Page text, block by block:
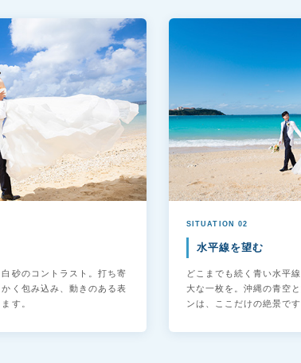
砂のコントラスト。打ち寄
く包み込み、動きのある表
す。
SITUATION 02
水平線を望む
どこまでも続く青い水平
大な一枚を。沖縄の青空
ンは、ここだけの絶景です